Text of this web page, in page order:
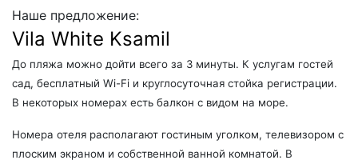
Наше предложение:
Vila White Ksamil
До пляжа можно дойти всего за 3 минуты. К услугам гостей
сад, бесплатный Wi-Fi и круглосуточная стойка регистрации.
В некоторых номерах есть балкон с видом на море.
Номера отеля располагают гостиным уголком, телевизором с
плоским экраном и собственной ванной комнатой. В